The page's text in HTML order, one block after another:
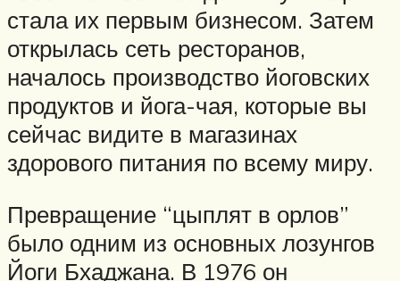
стала их первым бизнесом. Затем
открылась сеть ресторанов,
началось производство йоговских
продуктов и йога-чая, которые вы
сейчас видите в магазинах
здорового питания по всему миру.
Превращение “цыплят в орлов”
было одним из основных лозунгов
Йоги Бхаджана. В 1976 он